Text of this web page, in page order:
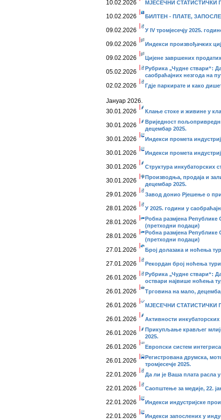
10.02.2026 МЈЕСЕЧНИ СТАТИСТИЧКИ
10.02.2026 БИЛТЕН - ПЛАТЕ,
09.02.2026 У IV тромјесечју 2025.
09.02.2026 Индекси произвођачких
09.02.2026 Цијене завршених
05.02.2026
Рубрика „Чудне ствари“:
саобраћајних незгода на
02.02.2026 Гдје паркирате и како
Јануар 2026.
30.01.2026
Клање стоке и живине у
30.01.2026
Вриједност
децембар 2025.
30.01.2026 Индекси промета
30.01.2026 Индекси промета
30.01.2026 Структура инкубаторских
30.01.2026
Производња, продаја и
децембар 2025.
29.01.2026 Завод донио Рјешење о
28.01.2026 У 2025. години у
28.01.2026
Робна размјена Републике
(претходни подаци)
28.01.2026
Робна размјена Републике
(претходни подаци)
27.01.2026 Број долазака и ноћења
27.01.2026 Рекордан број ноћења
26.01.2026
Рубрика „Чудне ствари“:
оствари највише ноћења
26.01.2026 Трговина на мало,
26.01.2026 МЈЕСЕЧНИ СТАТИСТИЧКИ
26.01.2026 Активности
26.01.2026
Прикупљање крављег
2025.
26.01.2026 Европски систем
26.01.2026
Регистрована друмска,
тромјесечје 2025.
22.01.2026 Да ли је Ваша плата расла
22.01.2026 Саопштење за медије, 22.
22.01.2026 Индекси индустријске
22.01.2026 Индекси запослених у